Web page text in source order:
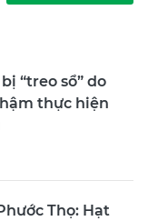
“treo sổ” do
thực hiện
Thọ: Hạt